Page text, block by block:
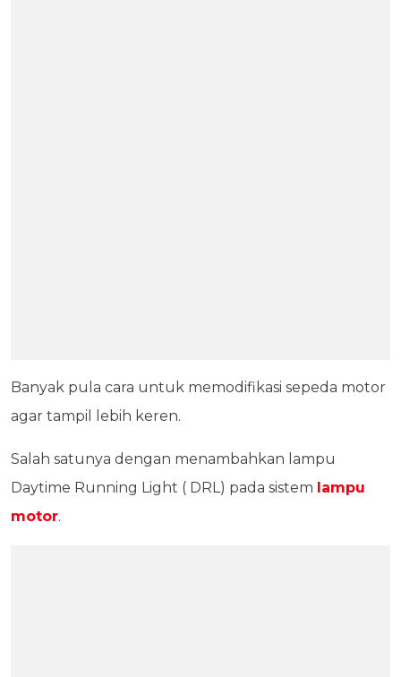
Banyak pula cara untuk memodifikasi sepeda motor
agar tampil lebih keren.
Salah satunya dengan menambahkan lampu
Daytime Running Light ( DRL) pada sistem lampu
motor.